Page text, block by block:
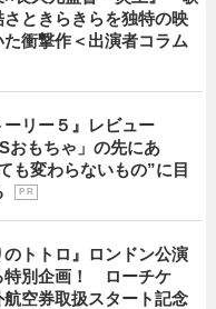
ときらきらを独特の映
衝撃作＜出演者コラム
ーリー５』レビュー
おもちゃ」の先にあ
も変わらないもの”に目
P R
トトロ』ロンドン公演
特別企画！ ローチケ
航空券取扱スタート記念